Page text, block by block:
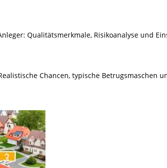
Qualitätsmerkmale, Risikoanalyse und
Chancen, typische Betrugsmaschen